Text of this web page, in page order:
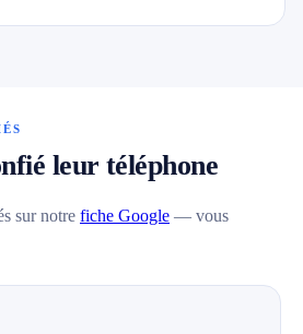
leur téléphone
sur notre fiche Google — vous